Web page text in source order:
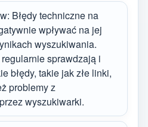
Błędy techniczne na
wpływać na jej
wyszukiwania.
sprawdzają i
błędy, takie jak złe linki,
problemy z
wyszukiwarki.